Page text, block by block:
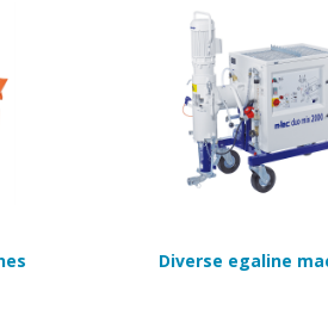
Diverse egaline